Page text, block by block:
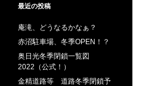
最近の投稿
庵滝、どうなるかなぁ？
赤沼駐車場、冬季OPEN！？
奥日光冬季閉鎖一覧図
2022（公式！）
金精道路等 道路冬季閉鎖予